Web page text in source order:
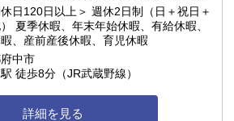
っても月10時間
！） 基本はサクッと定時退社できる日
で、仕事終わりの予定も立てやすい環
休日120日以上＞ 週休2日制（日＋祝日＋
夏季休暇、年末年始休暇、有給休暇、
、産前産後休暇、育児休暇
中市
徒歩8分（JR武蔵野線）
詳細を見る